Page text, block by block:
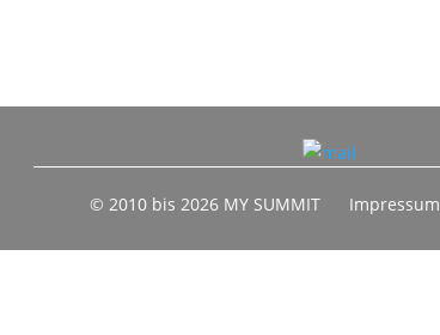
© 2010 bis 2026 MY SUMMIT Impressum